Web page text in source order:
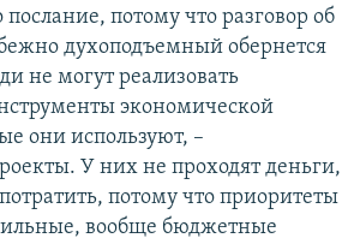
потому что разговор об
духоподъемный обернется
не могут реализовать
экономической
они используют, –
У них не проходят деньги,
потому что приоритеты
вообще бюджетные